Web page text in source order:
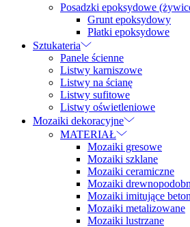
Posadzki epoksydowe
Grunt epoksydowy
Płatki epoksydowe
Sztukateria
Panele ścienne
Listwy karniszowe
Listwy na ścianę
Listwy sufitowe
Listwy oświetleniowe
Mozaiki dekoracyjne
MATERIAŁ
Mozaiki gresowe
Mozaiki szklane
Mozaiki ceramiczne
Mozaiki
Mozaiki imitujące beton
Mozaiki metalizowane
Mozaiki lustrzane